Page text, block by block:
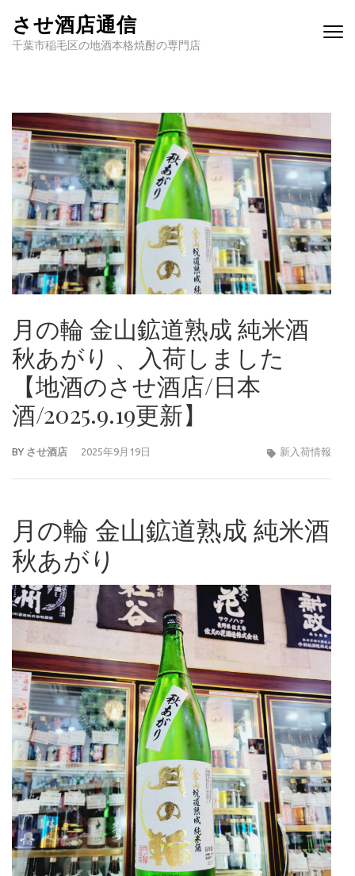
させ酒店通信
千葉市稲毛区の地酒本格焼酎の専門店
月の輪 金山鉱道熟成 純米酒
秋あがり 、入荷しました
【地酒のさせ酒店/日本
酒/2025.9.19更新】
BY させ酒店 2025年9月19日 新入荷情報
月の輪 金山鉱道熟成 純米酒
秋あがり